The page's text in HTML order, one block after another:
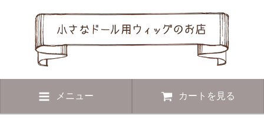
メニュー カートを見る